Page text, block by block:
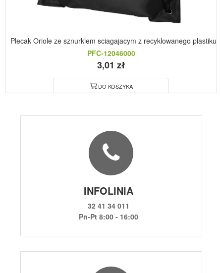
Plecak Oriole ze sznurkiem sciagajacym z recyklowanego plastiku
PFC-12046000
3,01 zł
DO KOSZYKA
INFOLINIA
32 41 34 011
Pn-Pt 8:00 - 16:00